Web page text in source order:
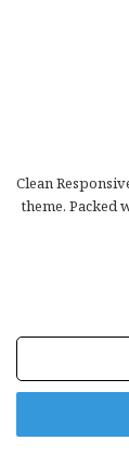
Clean
theme. Packed